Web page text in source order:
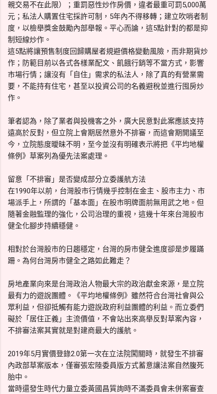
親交易不在此限）；重罰惡性炒作房價，違者最重可罰5,000萬
元；私法人購置住宅採許可制，5年內不得移轉；建立吹哨者制
度，以檢舉獎金鼓勵內部舉報。平心而論，這5點針對的都是抑
制短線炒作。
這5點將讓預售制度回歸購屋者規避價格變動風險，而非期貨炒
作；防範目前以各式各樣業配文、飢餓行銷等不當方式，影響
市場行情；讓沒有「自住」需求的私法人，除了真的有營業需
要，不能持有住宅，甚至以投資公司的名義避稅並進行囤房炒
作。
筆者認為，除了業者與投機客之外，廣大民意對此案應該支持
遠高於反對，但立院上會期居然意外不排審，而這會期開議至
今，立院態度曖昧不明，至今並沒有明確表示將把《平均地權
條例》草案列為優先法案處理。
留意「不排審」是否變成部分立委護航方法
在1990年以前，台灣股市行情幾乎控制在金主、股市主力、市
場派手上，所謂的「基本面」在股市明牌面前無用武之地。但
隨著金融監理的強化，公司治理的重視，這幾十年來台灣股市
健全化腳步持續穩健。
相對於台灣股市的日趨穩定，台灣的房市健全進度卻是步履蹣
跚。為何台灣房市健全之路如此難走？
房地產業向來是台灣政治人物最大宗的政治獻金來源，是立院
最有力的遊說團體。《平均地權條例》雖然符合台灣社會與公
眾利益，但卻抵觸有能力遊說政府利益團體的利益。而立委們
礙於「居住正義」主流價值，不會站出來高舉反對草案內容，
不排審法案其實就是對建商最大的護航。
2019年5月實價登錄2.0第一次在立法院闖關時，就發生不排審
內政部草案版本，僅審張宏陸委員版方式蓄意讓法案自然腹死
胎中。
當時還發生時代力量立委黃國昌質詢時不滿委員會未併案審查